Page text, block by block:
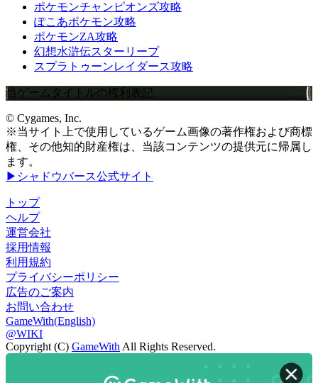
ポケモンチャンピオンズ攻略
ぽこあポケモン攻略
ポケモンZA攻略
幻想水滸伝スターリープ
スプラトゥーンレイダース攻略
当ゲームタイトルの権利表記
© Cygames, Inc.
※当サイト上で使用しているゲーム画像の著作権および商標
権、その他知的財産権は、当該コンテンツの提供元に帰属し
ます。
▶シャドウバース公式サイト
トップ
ヘルプ
運営会社
採用情報
利用規約
プライバシーポリシー
広告のご案内
お問い合わせ
GameWith(English)
@WIKI
Copyright (C) GameWith All Rights Reserved.